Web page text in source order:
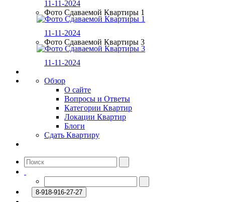
11-11-2024
Фото Сдаваемой Квартиры 1
11-11-2024
Фото Сдаваемой Квартиры 3
11-11-2024
Обзор
О сайте
Вопросы и Ответы
Категории Квартир
Локации Квартир
Блоги
Сдать Квартиру
8-918-916-27-27